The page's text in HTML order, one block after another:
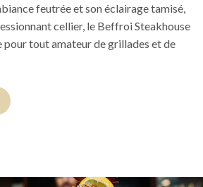
feutrée et son éclairage tamisé,
cellier, le Beffroi Steakhouse
pour tout amateur de grillades et de